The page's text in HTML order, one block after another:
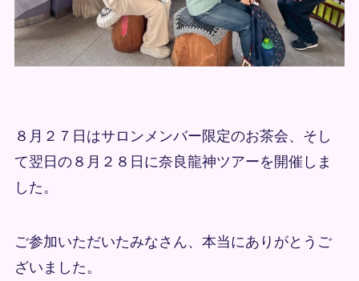
８月２７日はサロンメンバー限定のお茶会、そし
て翌日の８月２８日に奈良龍神ツアーを開催しま
した。
ご参加いただいたみなさん、本当にありがとうご
ざいました。